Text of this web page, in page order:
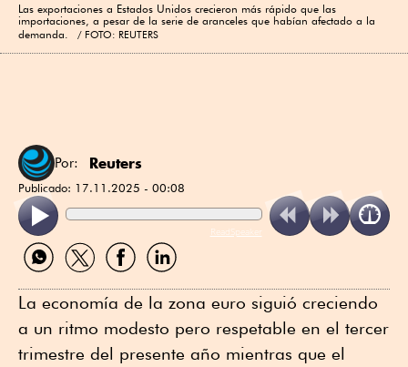
Las exportaciones a Estados Unidos crecieron más rápido que las
importaciones, a pesar de la serie de aranceles que habían afectado a la
demanda.
FOTO: REUTERS
Por: Reuters
Publicado: 17.11.2025 - 00:08
ReadSpeaker
Compartir
por
Compartir
por
Compartir
por
Compartir
por
La economía de la zona euro siguió creciendo
a un ritmo modesto pero respetable en el tercer
trimestre del presente año mientras que el